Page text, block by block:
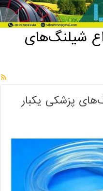
پزشکی
شیلنگ‌های
پزشکی یکبار